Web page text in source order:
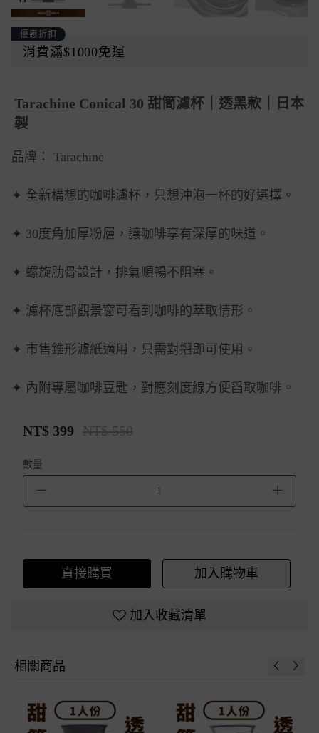
優惠折扣
消費滿$1000免運
Tarachine Conical 30 甜筒濾杯｜透黑款｜日本
製
品牌： Tarachine
✦ 全新構想的咖啡濾杯，只想沖泡一杯的好選擇。
✦ 30度角加厚粉層，讓咖啡享有深厚的味道。
✦ 螺旋肋骨設計，排氣順暢不阻塞。
✦ 濾杯底部觀景窗可看到咖啡的萃取情形。
✦ 市售錐形濾紙適用，只需對摺即可使用。
✦ 內附專屬咖啡豆匙，對應刻度線方便舀取咖啡。
NT$ 399 NT$ 550
數量
－ ＋
直接購買 加入購物車
加入收藏清單
相關商品